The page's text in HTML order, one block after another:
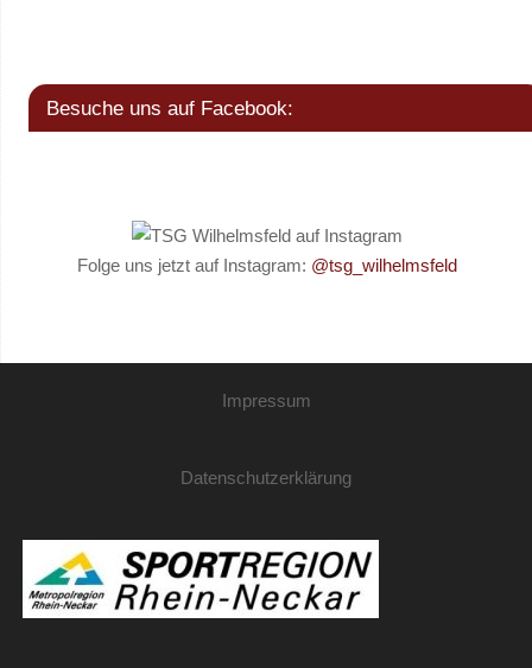
Besuche uns auf Facebook:
Folge uns jetzt auf Instagram: @tsg_wilhelmsfeld
Impressum
Datenschutzerklärung